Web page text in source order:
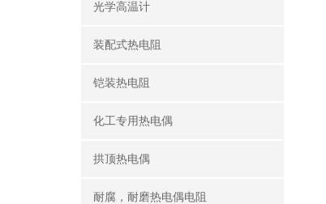
光学高温计
装配式热电阻
铠装热电阻
化工专用热电偶
拱顶热电偶
耐腐，耐磨热电偶电阻